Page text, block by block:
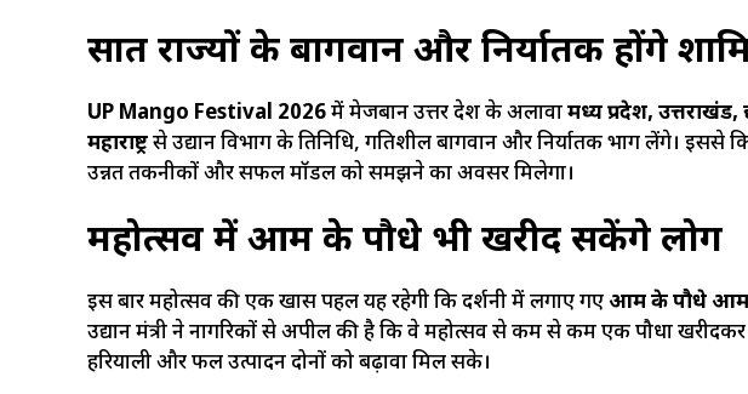
सात राज्यों के बागवान और निर्यातक होंगे
UP Mango Festival 2026में मेजबान उत्तर प्रदेश के अलावामध्य प्रदेश,
महाराष्ट्रसे उद्यान विभाग के प्रतिनिधि, प्रगतिशील बागवान और निर्यातक भाग लेंगे। इससे
उन्नत तकनीकों और सफल मॉडल को समझने का अवसर मिलेगा।
महोत्सव में आम के पौधे भी खरीद सकेंगे लोग
इस बार महोत्सव की एक खास पहल यह रहेगी कि प्रदर्शनी में लगाए गएआम के पौधे आम
उद्यान मंत्री ने नागरिकों से अपील की है कि वे महोत्सव से कम से कम एक पौधा
हरियाली और फल उत्पादन दोनों को बढ़ावा मिल सके।